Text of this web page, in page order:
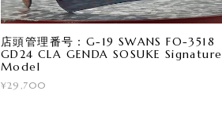
店頭管理番号：G-19 SWANS FO-3518
GD24 CLA GENDA SOSUKE Signature
Model
¥29,700